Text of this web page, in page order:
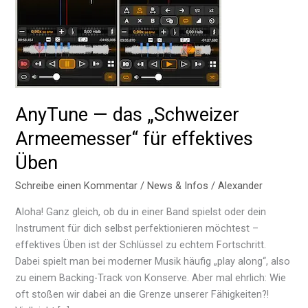
AnyTune — das „Schweizer
Armeemesser“ für effektives
Üben
Schreibe einen Kommentar /News & Infos /Alexander
Aloha! Ganz gleich, ob du in einer Band spielst oder dein
Instrument für dich selbst perfektionieren möchtest –
effektives Üben ist der Schlüssel zu echtem Fortschritt.
Dabei spielt man bei moderner Musik häufig „play along“, also
zu einem Backing-Track von Konserve. Aber mal ehrlich: Wie
oft stoßen wir dabei an die Grenze unserer Fähigkeiten?!